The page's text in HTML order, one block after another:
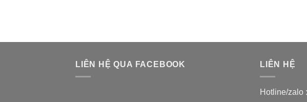
LIÊN HỆ QUA FACEBOOK LIÊN HỆ
Hotline/zalo :